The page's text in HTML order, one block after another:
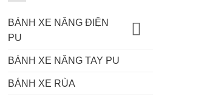
BÁNH XE NÂNG ĐIỆN
PU
BÁNH XE NÂNG TAY PU
BÁNH XE RÙA